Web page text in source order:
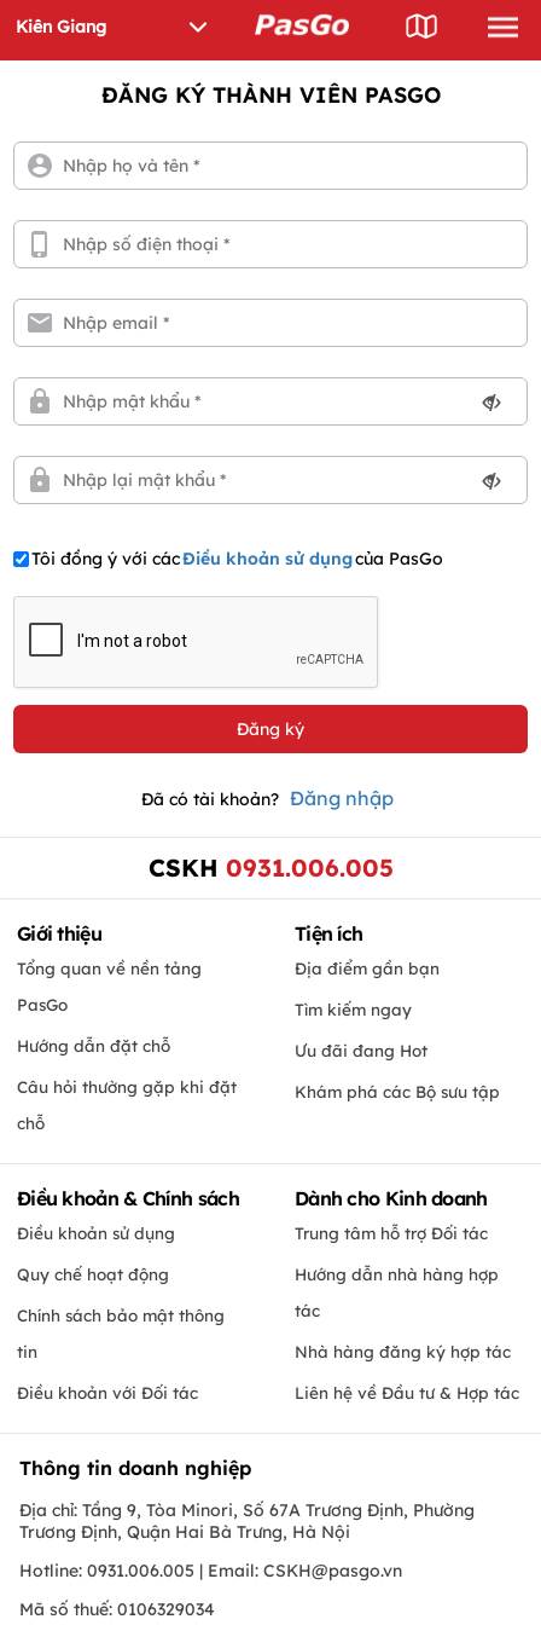
ĐĂNG KÝ THÀNH VIÊN PASGO
Tôi đồng ý với cácĐiều khoản sử dụngcủa PasGo
Đã có tài khoản? Đăng nhập
CSKH 0931.006.005
Giới thiệu
Tổng quan về nền tảng
PasGo
Hướng dẫn đặt chỗ
Câu hỏi thường gặp khi đặt
chỗ
Tiện ích
Địa điểm gần bạn
Tìm kiếm ngay
Ưu đãi đang Hot
Khám phá các Bộ sưu tập
Điều khoản & Chính sách
Điều khoản sử dụng
Quy chế hoạt động
Chính sách bảo mật thông
tin
Điều khoản với Đối tác
Dành cho Kinh doanh
Trung tâm hỗ trợ Đối tác
Hướng dẫn nhà hàng hợp
tác
Nhà hàng đăng ký hợp tác
Liên hệ về Đầu tư & Hợp tác
Thông tin doanh nghiệp
Địa chỉ: Tầng 9, Tòa Minori, Số 67A Trương Định, Phường
Trương Định, Quận Hai Bà Trưng, Hà Nội
Hotline: 0931.006.005 | Email: CSKH@pasgo.vn
Mã số thuế: 0106329034